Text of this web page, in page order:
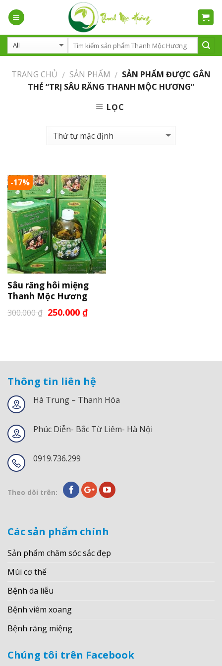
TRANG CHỦ / SẢN PHẨM / SẢN PHẨM ĐƯỢC GẮN
THẺ “TRỊ SÂU RĂNG THANH MỘC HƯƠNG”
LỌC
-17%
Sâu răng hôi miệng
Thanh Mộc Hương
300.000₫ 250.000 ₫
Thông tin liên hệ
Hà Trung – Thanh Hóa
Phúc Diễn- Bắc Từ Liêm- Hà Nội
0919.736.299
Theo dõi trên:
Các sản phẩm chính
Sản phẩm chăm sóc sắc đẹp
Mùi cơ thể
Bệnh da liễu
Bệnh viêm xoang
Bệnh răng miệng
Chúng tôi trên Facebook